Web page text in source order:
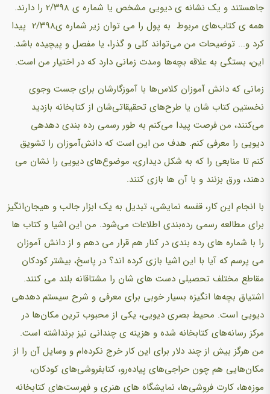
جاهستند و یک نشانه ی دیویی مشخص یا شماره ی ۲/۳۹۸ را دارند.
همه ی کتاب‌های مربوط به پول را می توان زیر شماره ی۲/۳۹۸ پیدا
کرد و... توضیحات من می‌تواند کلی و گذرا، یا مفصل و پیچیده باشد.
این، بستگی به علاقه بچه‌ها ومدت زمانی دارد که در اختیار من است.
زمانی که دانش آموزان کلاس‌ها با آموزگارشان برای جست وجوی
نخستین کتاب شان یا طرح‌های تحقیقاتی‌شان از کتابخانه بازدید
می‌کنند، من فرصت پیدا می‌کنم به طور رسمی رده بندی دهدهی
دیویی را معرفی کنم. هدف من این است که دانش‌آموزان را تشویق
کنم تا منابعی را که به شکل دیداری، موضوع‌های دیویی را نشان می
دهند، ورق بزنند و با آن ها بازی کنند.
با انجام این کار، قفسه نمایشی، تبدیل به یک ابزار جالب و هیجان‌انگیز
برای مطالعه رسمی رده‌بندی اطلاعات می‌شود. من این اشیا و کتاب ها
را با شماره های رده بندی در کنار هم قرار می دهم و از دانش آموزان
می پرسم که آیا با این اشیا بازی کرده اند؟ در پاسخ، بیشتر کودکان
مقاطع مختلف تحصیلی دست های شان را مشتاقانه بلند می کنند.
اشتیاق بچه‌ها انگیزه بسیار خوبی برای معرفی و شرح سیستم دهدهی
دیویی است. محیط بصری دیویی، یکی از محبوب‌ ترین مکان‌ها در
مرکز رسانه‌های کتابخانه شده و هزینه ی چندانی نیز برنداشته است.
من هرگز بیش از چند دلار برای این کار خرج نکرده‌ام و وسایل آن را از
مکان‌هایی هم چون حراجی‌های پیاده‌رو، کتابفروشی‌های کودکان،
موزه‌ها، کارت فروشی‌ها، نمایشگاه های هنری و فهرست‌های کتابخانه